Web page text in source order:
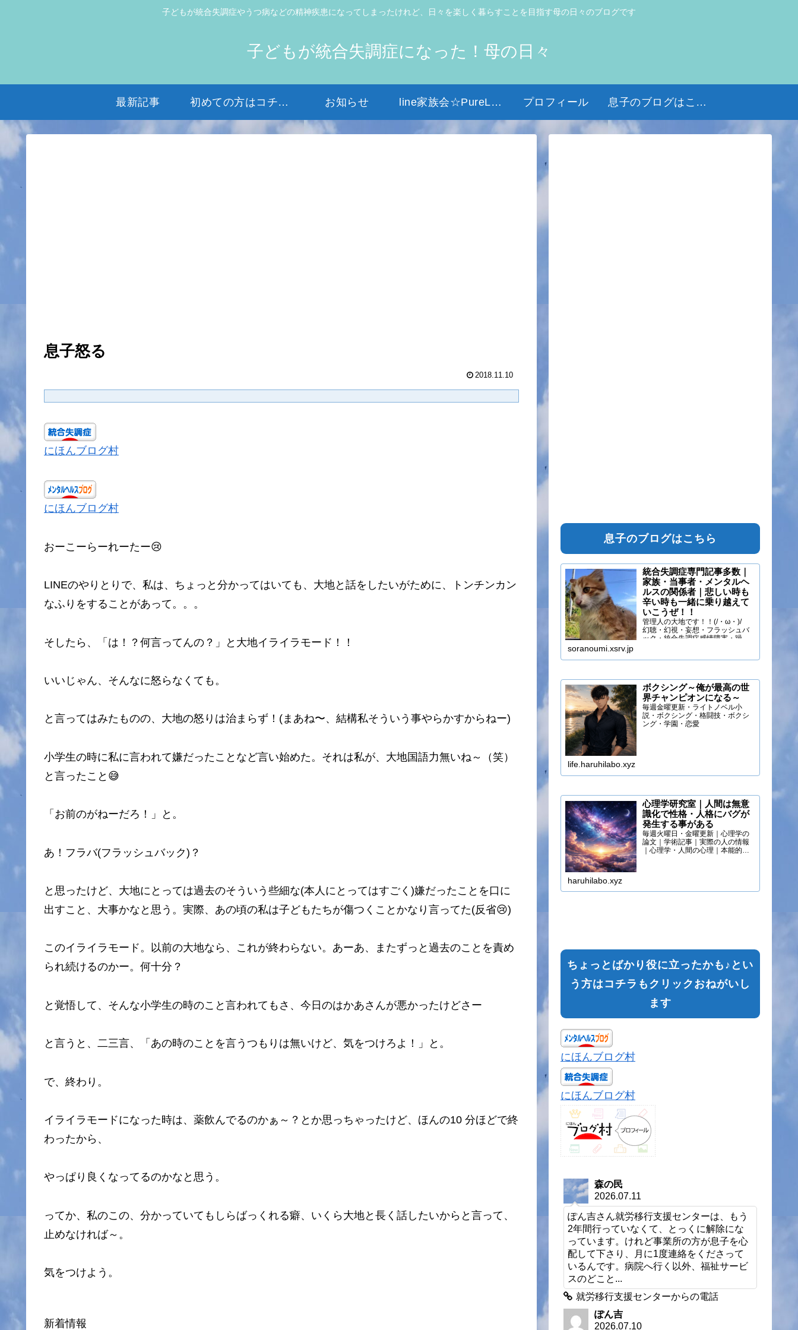
子どもが統合失調症やうつ病などの精神疾患になってしまったけれど、日々を楽しく暮らすことを目指す母の日々のブログです
子どもが統合失調症になった！母の日々
最新記事 初めての方はコチラから お知らせ line家族会☆PureLight☆ プロフィール 息子のブログはこちら
息子怒る
2018.11.10
にほんブログ村
にほんブログ村
おーこーらーれーたー😢
LINEのやりとりで、私は、ちょっと分かってはいても、大地と話をしたいがために、トンチンカン
なふりをすることがあって。。。
そしたら、「は！？何言ってんの？」と大地イライラモード！！
いいじゃん、そんなに怒らなくても。
と言ってはみたものの、大地の怒りは治まらず！(まあね〜、結構私そういう事やらかすからねー)
小学生の時に私に言われて嫌だったことなど言い始めた。それは私が、大地国語力無いね～（笑）
と言ったこと😅
「お前のがねーだろ！」と。
あ！フラバ(フラッシュバック)？
と思ったけど、大地にとっては過去のそういう些細な(本人にとってはすごく)嫌だったことを口に
出すこと、大事かなと思う。実際、あの頃の私は子どもたちが傷つくことかなり言ってた(反省😢)
このイライラモード。以前の大地なら、これが終わらない。あーあ、またずっと過去のことを責め
られ続けるのかー。何十分？
と覚悟して、そんな小学生の時のこと言われてもさ、今日のはかあさんが悪かったけどさー
と言うと、二三言、「あの時のことを言うつもりは無いけど、気をつけろよ！」と。
で、終わり。
イライラモードになった時は、薬飲んでるのかぁ～？とか思っちゃったけど、ほんの10 分ほどで終
わったから、
やっぱり良くなってるのかなと思う。
ってか、私のこの、分かっていてもしらばっくれる癖、いくら大地と長く話したいからと言って、
止めなければ～。
気をつけよう。
新着情報
息子のブログはこちら
統合失調症専門記事多数｜
家族・当事者・メンタルヘ
ルスの関係者｜悲しい時も
辛い時も一緒に乗り越えて
いこうぜ！！
管理人の大地です！！(/・ω・)/
幻聴・幻視・妄想・フラッシュバ
ック・統合失調症感情障害・躁う
soranoumi.xsrv.jp
ボクシング～俺が最高の世
界チャンピオンになる～
毎週金曜更新・ライトノベル小
説・ボクシング・格闘技・ボクシ
ング・学園・恋愛
life.haruhilabo.xyz
心理学研究室｜人間は無意
識化で性格・人格にバグが
発生する事がある
毎週火曜日・金曜更新｜心理学の
論文｜学術記事｜実際の人の情報
｜心理学・人間の心理｜本能的心
haruhilabo.xyz
ちょっとばかり役に立ったかも♪とい
う方はコチラもクリックおねがいし
ます
にほんブログ村
にほんブログ村
森の民
2026.07.11
ぽん吉さん就労移行支援センターは、もう
2年間行っていなくて、とっくに解除にな
っています。けれど事業所の方が息子を心
配して下さり、月に1度連絡をくださって
いるんです。病院へ行く以外、福祉サービ
スのどこと...
就労移行支援センターからの電話
ぽん吉
2026.07.10